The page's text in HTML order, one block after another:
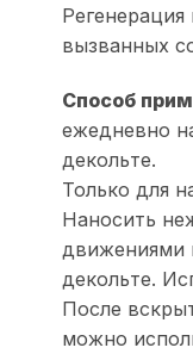
вызванных
Способ
ежедневно
декольте.
Только для
Наносить
движениями
декольте.
После
можно